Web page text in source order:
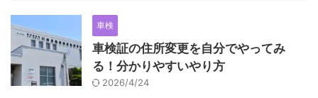
車検
車検証の住所変更を自分でやってみ
る！分かりやすいやり方
2026/4/24